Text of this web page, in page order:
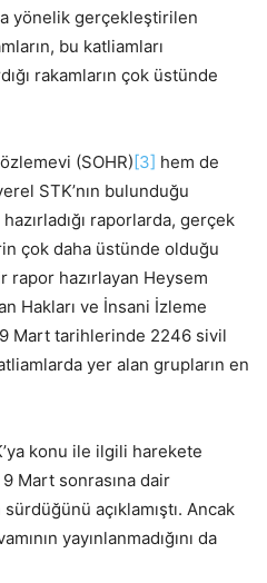
yönelik gerçekleştirilen
bu katliamları
rakamların çok üstünde
(SOHR)[3] hem de
STK’nın bulunduğu
hazırladığı raporlarda, gerçek
çok daha üstünde olduğu
rapor hazırlayan Heysem
Hakları ve İnsani İzleme
Mart tarihlerinde 2246 sivil
yer alan grupların en
konu ile ilgili harekete
Mart sonrasına dair
açıklamıştı. Ancak
yayınlanmadığını da